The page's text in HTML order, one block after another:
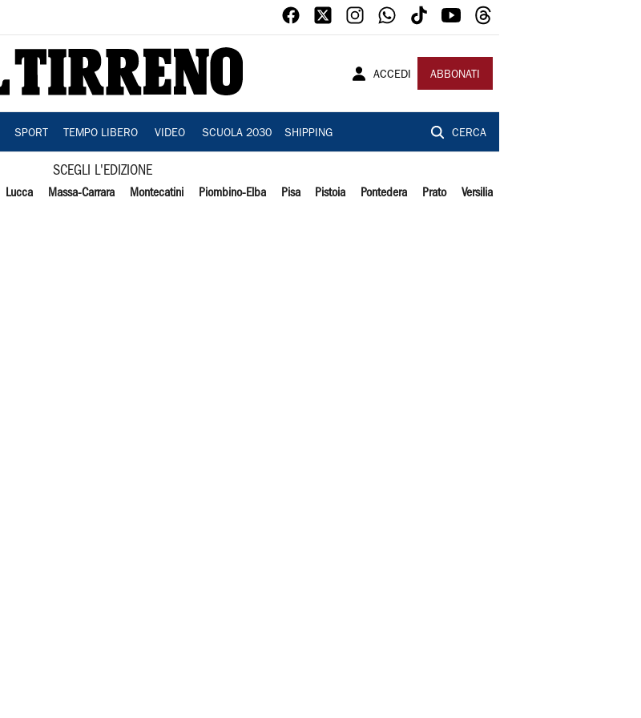
ACCEDI ABBONATI
SPORT TEMPO LIBERO VIDEO SCUOLA 2030 SHIPPING CERCA
SCEGLI L'EDIZIONE
Lucca Massa-Carrara Montecatini Piombino-Elba Pisa Pistoia Pontedera Prato Versilia